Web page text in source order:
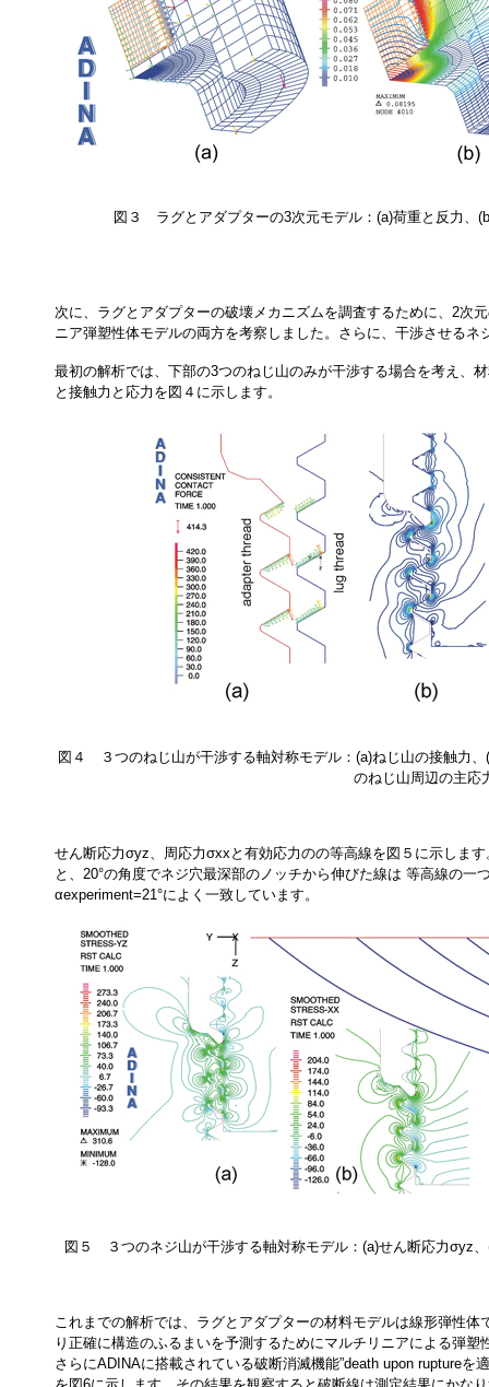
図３ ラグとアダプターの3次元モデル：(a)荷重と反力、
次に、ラグとアダプターの破壊メカニズムを調査するために、2次
ニア弾塑性体モデルの両方を考察しました。さらに、干渉させる
最初の解析では、下部の3つのねじ山のみが干渉する場合を考え、
と接触力と応力を図４に示します。
図４ ３つのねじ山が干渉する軸対称モデル：(a)ねじ山の接触
のねじ山周辺の主応
せん断応力σyz、周応力σxxと有効応力のの等高線を図５に示しま
と、20°の角度でネジ穴最深部のノッチから伸びた線は 等高線の
αexperiment=21°によく一致しています。
図５ ３つのネジ山が干渉する軸対称モデル：(a)せん断応力σyz
これまでの解析では、ラグとアダプターの材料モデルは線形弾性
り正確に構造のふるまいを予測するためにマルチリニアによる弾
さらにADINAに搭載されている破断消滅機能”death upon rupture